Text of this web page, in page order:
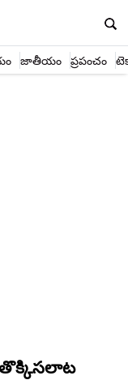
జాతీయం ప్రపంచం
తొక్కిసలాట